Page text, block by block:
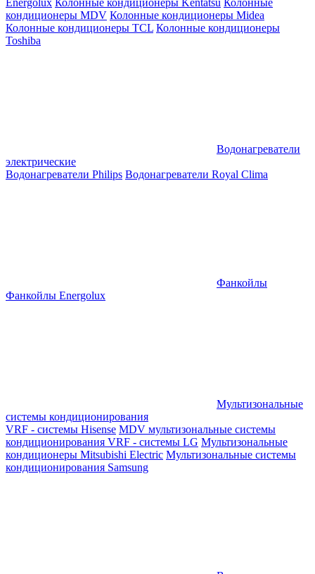
Energolux Колонные кондиционеры Kentatsu Колонные
кондиционеры MDV Колонные кондиционеры Midea
Колонные кондиционеры TCL Колонные кондиционеры
Toshiba
Водонагреватели
электрические
Водонагреватели Philips Водонагреватели Royal Clima
Фанкойлы
Фанкойлы Energolux
Мультизональные
системы кондиционирования
VRF - системы Hisense MDV мультизональные системы
кондиционирования VRF - системы LG Мультизональные
кондиционеры Mitsubishi Electric Мультизональные системы
кондиционирования Samsung